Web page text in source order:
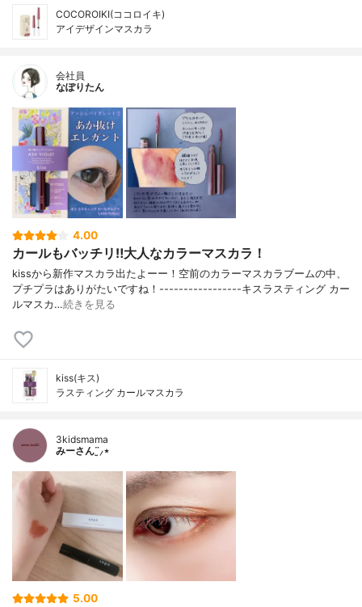
COCOROIKI(ココロイキ)
アイデザインマスカラ
会社員
なぽりたん
4.00
カールもバッチリ‼️大人なカラーマスカラ！
kissから新作マスカラ出たよーー！空前のカラーマスカラブームの中、
プチプラはありがたいですね！-----------------キスラスティング カー
ルマスカ…続きを見る
kiss(キス)
ラスティング カールマスカラ
3kidsmama
みーさん¨̮⸝⋆
5.00